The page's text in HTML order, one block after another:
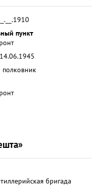
и отвагу,
в живой
РАХЛИН
рады ордена
__.__.1910
пункт
14.06.1945
полковник
бригада